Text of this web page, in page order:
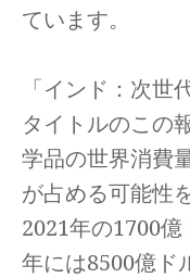
ています。
「インド：次世
タイトルのこの
学品の世界消費
が占める可能性
2021年の1700
年には8500億ド